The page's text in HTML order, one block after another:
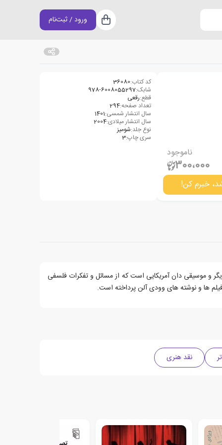
سبد خرید
ورود / ثبت‌نام
ناموجود
300،000
خبرم کن!
کد کتاب:36080
شابک:978-6008055297
قطع:رقعی
تعداد صفحه:294
سال انتشار شمسی:1401
سال انتشار میلادی:2004
نوع جلد:شومیز
سری چاپ:3
بازیگر و موسیقی دان آمریکایی است که از مسائل و تفکرات فلسفی
نقد هنری